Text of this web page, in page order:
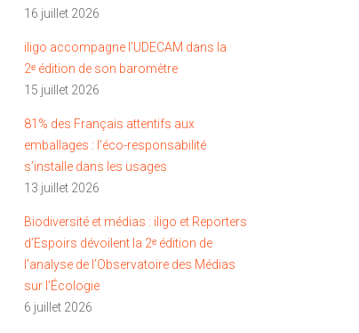
16 juillet 2026
iligo accompagne l’UDECAM dans la
2ᵉ édition de son baromètre
15 juillet 2026
81% des Français attentifs aux
emballages : l’éco-responsabilité
s’installe dans les usages
13 juillet 2026
Biodiversité et médias : iligo et Reporters
d’Espoirs dévoilent la 2ᵉ édition de
l’analyse de l’Observatoire des Médias
sur l’Écologie
6 juillet 2026